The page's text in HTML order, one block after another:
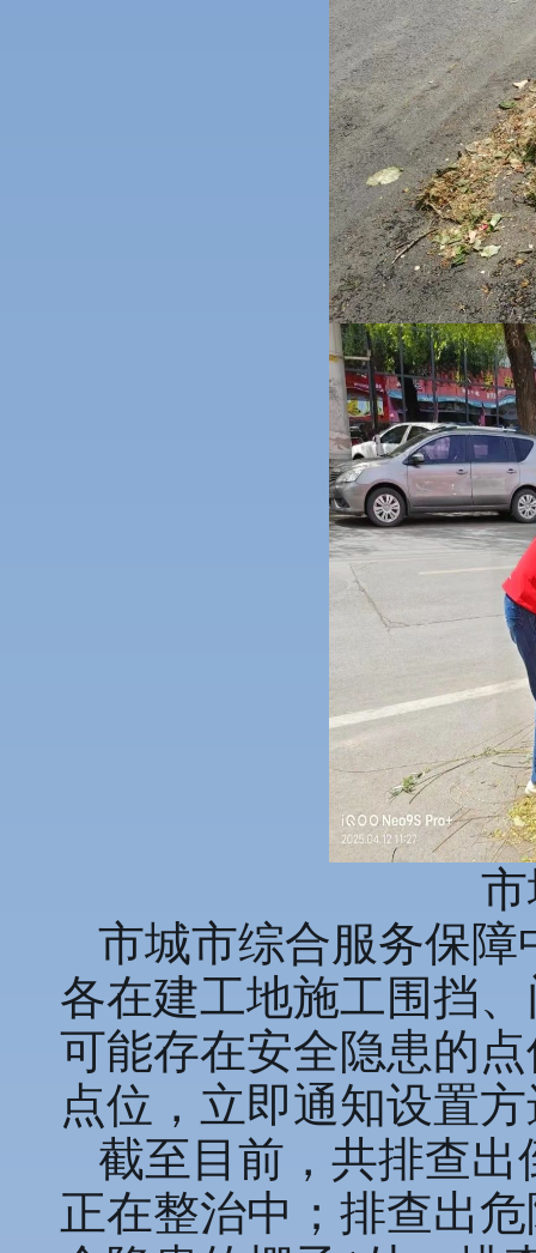
市城市综合服务保
各在建工地施工围挡
可能存在安全隐患的
点位，立即通知设置
截至目前，共排查
正在整治中；排查出